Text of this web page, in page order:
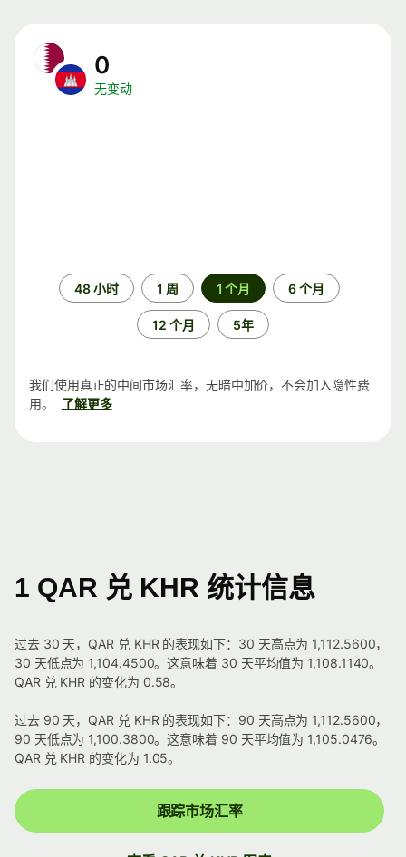
0
无变动
48 小时 1 周 1 个月 6 个月
12 个月 5年
我们使用真正的中间市场汇率，无暗中加价，不会加入隐性费
用。
了解更多
1 QAR 兑 KHR 统计信息
过去 30 天，QAR 兑 KHR 的表现如下：30 天高点为 1,112.5600，
30 天低点为 1,104.4500。这意味着 30 天平均值为 1,108.1140。
QAR 兑 KHR 的变化为 0.58。
过去 90 天，QAR 兑 KHR 的表现如下：90 天高点为 1,112.5600，
90 天低点为 1,100.3800。这意味着 90 天平均值为 1,105.0476。
QAR 兑 KHR 的变化为 1.05。
跟踪市场汇率